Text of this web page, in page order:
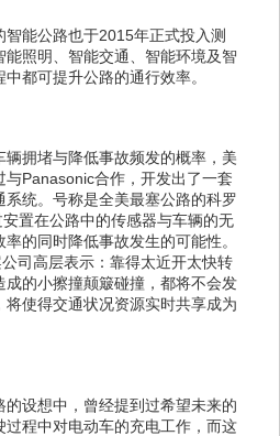
能公路也于2015年正式投入测
照明、智能交通、智能环境及智
都可提升公路的通行效率。
拥堵与降低事故频发的概率，美
与Panasonic合作，开发出了一套
统。号称是全美最塞公路的科罗
置在公路中的传感器与车辆的无
的同时降低事故发生的可能性。
司高层表示：靠得太近开太快转
的小擦撞颠簸碰撞，都将不会发
将使得交通状况资源实时共享成为
设想中，曾经提到过希望未来的
程中对电动车的充电工作，而这